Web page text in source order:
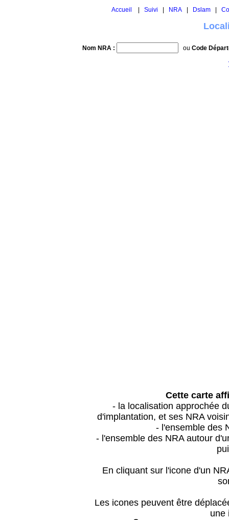
Accueil Suivi NRA Dslam
Nom NRA : ou Code
Cette carte
- la localisation approchée
d'implantation, et ses NRA
- l'ensemble des
- l'ensemble des NRA autour
En cliquant sur l'icone d'un
Les icones peuvent être
une